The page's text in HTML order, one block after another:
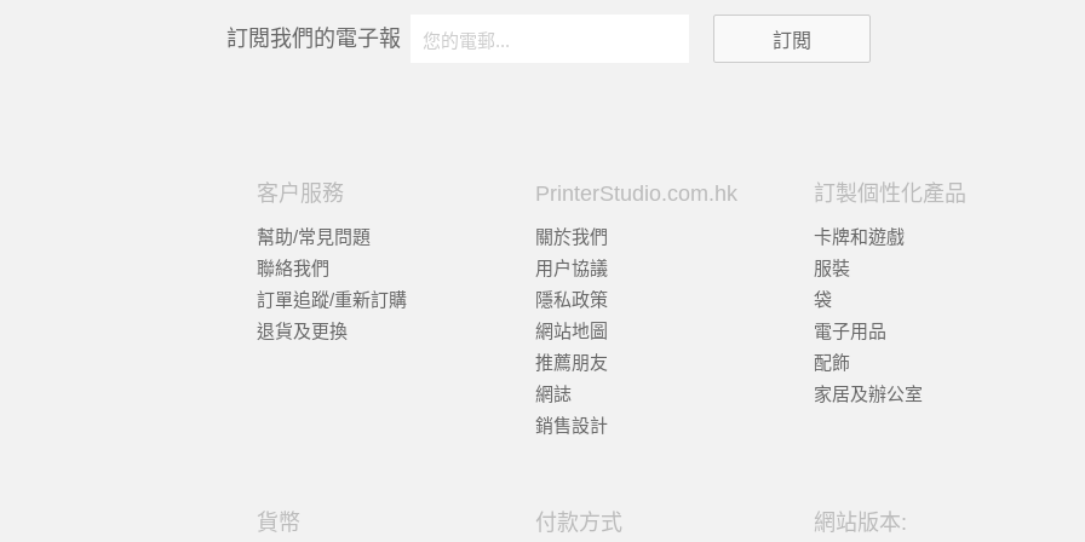
訂閲我們的電子報
客户服務
幫助/常見問題
聯絡我們
訂單追蹤/重新訂購
退貨及更換
PrinterStudio.com.hk
關於我們
用户協議
隱私政策
網站地圖
推薦朋友
網誌
銷售設計
訂製個性化產品
卡牌和遊戲
服裝
袋
電子用品
配飾
家居及辦公室
貨幣 付款方式 網站版本: